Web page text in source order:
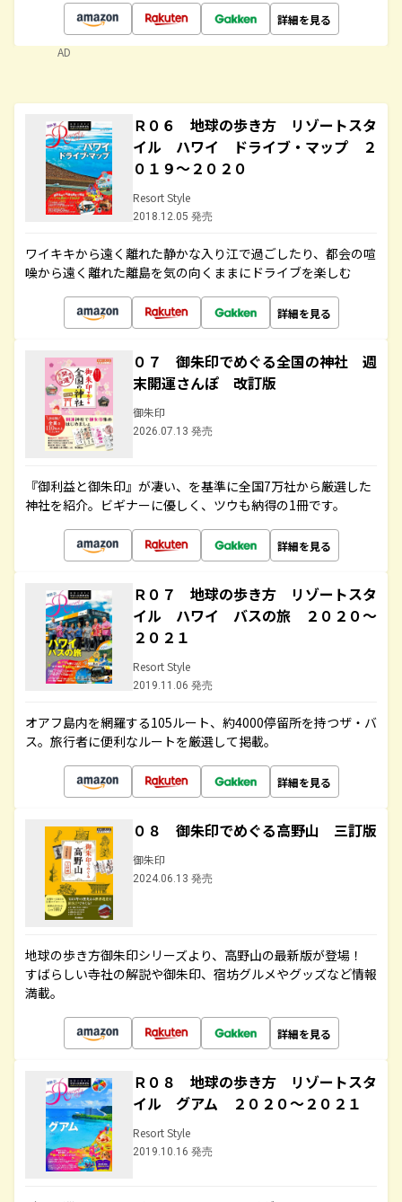
詳細を見る
AD
Ｒ０６ 地球の歩き方 リゾートスタ
イル ハワイ ドライブ・マップ ２
０１９～２０２０
Resort Style
2018.12.05 発売
ワイキキから遠く離れた静かな入り江で過ごしたり、都会の喧
噪から遠く離れた離島を気の向くままにドライブを楽しむ
詳細を見る
０７ 御朱印でめぐる全国の神社 週
末開運さんぽ 改訂版
御朱印
2026.07.13 発売
『御利益と御朱印』が凄い、を基準に全国7万社から厳選した
神社を紹介。ビギナーに優しく、ツウも納得の1冊です。
詳細を見る
Ｒ０７ 地球の歩き方 リゾートスタ
イル ハワイ バスの旅 ２０２０～
２０２１
Resort Style
2019.11.06 発売
オアフ島内を網羅する105ルート、約4000停留所を持つザ・バ
ス。旅行者に便利なルートを厳選して掲載。
詳細を見る
０８ 御朱印でめぐる高野山 三訂版
御朱印
2024.06.13 発売
地球の歩き方御朱印シリーズより、高野山の最新版が登場！
すばらしい寺社の解説や御朱印、宿坊グルメやグッズなど情報
満載。
詳細を見る
Ｒ０８ 地球の歩き方 リゾートスタ
イル グアム ２０２０～２０２１
Resort Style
2019.10.16 発売